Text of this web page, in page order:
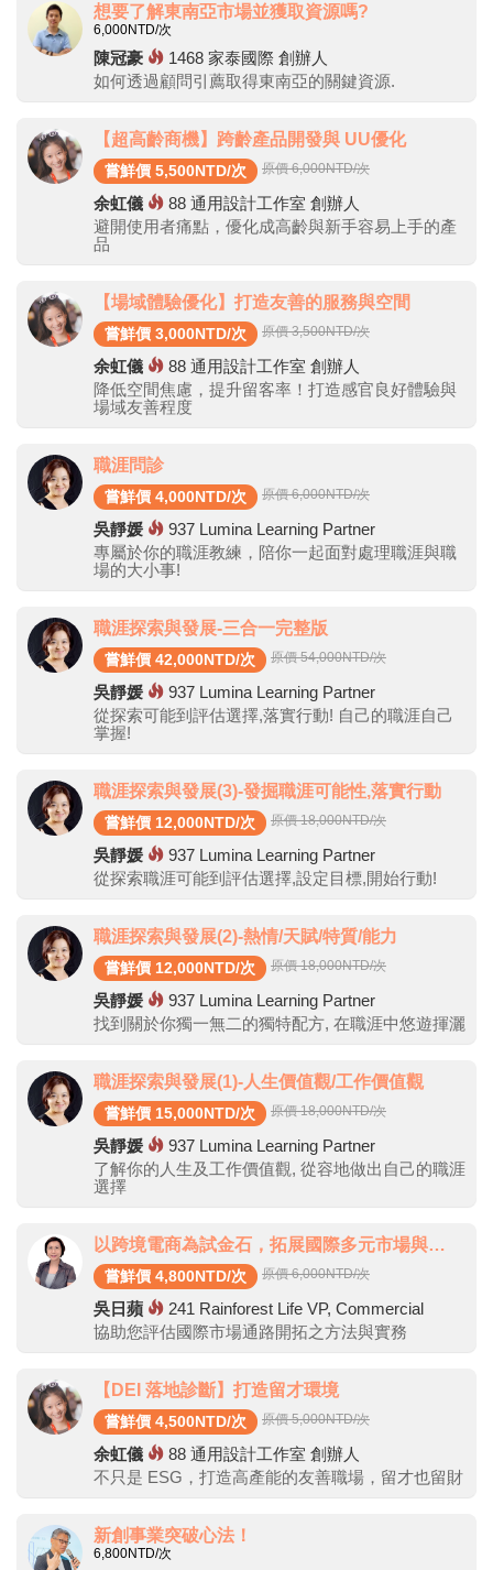
想要了解東南亞市場並獲取資源嗎?
6,000NTD/次
陳冠豪 1468 家泰國際 創辦人
如何透過顧問引薦取得東南亞的關鍵資源.
【超高齡商機】跨齡產品開發與 UU優化
嘗鮮價 5,500NTD/次 原價 6,000NTD/次
余虹儀 88 通用設計工作室 創辦人
避開使用者痛點，優化成高齡與新手容易上手的產
品
【場域體驗優化】打造友善的服務與空間
嘗鮮價 3,000NTD/次 原價 3,500NTD/次
余虹儀 88 通用設計工作室 創辦人
降低空間焦慮，提升留客率！打造感官良好體驗與
場域友善程度
職涯問診
嘗鮮價 4,000NTD/次 原價 6,000NTD/次
吳靜媛 937 Lumina Learning Partner
專屬於你的職涯教練，陪你一起面對處理職涯與職
場的大小事!
職涯探索與發展-三合一完整版
嘗鮮價 42,000NTD/次 原價 54,000NTD/次
吳靜媛 937 Lumina Learning Partner
從探索可能到評估選擇,落實行動! 自己的職涯自己
掌握!
職涯探索與發展(3)-發掘職涯可能性,落實行動
嘗鮮價 12,000NTD/次 原價 18,000NTD/次
吳靜媛 937 Lumina Learning Partner
從探索職涯可能到評估選擇,設定目標,開始行動!
職涯探索與發展(2)-熱情/天賦/特質/能力
嘗鮮價 12,000NTD/次 原價 18,000NTD/次
吳靜媛 937 Lumina Learning Partner
找到關於你獨一無二的獨特配方, 在職涯中悠遊揮灑
職涯探索與發展(1)-人生價值觀/工作價值觀
嘗鮮價 15,000NTD/次 原價 18,000NTD/次
吳靜媛 937 Lumina Learning Partner
了解你的人生及工作價值觀, 從容地做出自己的職涯
選擇
以跨境電商為試金石，拓展國際多元市場與通路實務
嘗鮮價 4,800NTD/次 原價 6,000NTD/次
吳日蘋 241 Rainforest Life VP, Commercial
協助您評估國際市場通路開拓之方法與實務
【DEI 落地診斷】打造留才環境
嘗鮮價 4,500NTD/次 原價 5,000NTD/次
余虹儀 88 通用設計工作室 創辦人
不只是 ESG，打造高產能的友善職場，留才也留財
新創事業突破心法！
6,800NTD/次